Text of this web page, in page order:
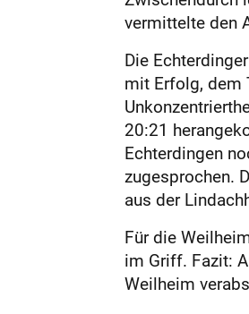
vermittelte den
Die
mit Erfolg, dem
20:21
Echterdingen
zugesprochen.
aus der
Für die
im Griff. Fazit:
Weilheim